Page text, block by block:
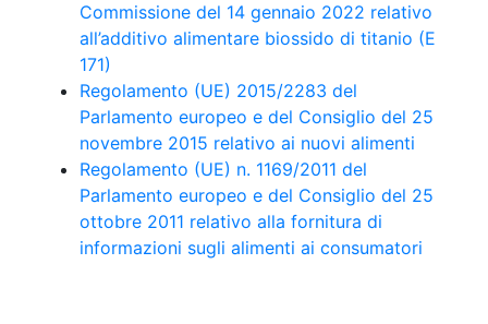
Commissione del 14 gennaio 2022 relativo
all’additivo alimentare biossido di titanio (E
171)
Regolamento (UE) 2015/2283 del
Parlamento europeo e del Consiglio del 25
novembre 2015 relativo ai nuovi alimenti
Regolamento (UE) n. 1169/2011 del
Parlamento europeo e del Consiglio del 25
ottobre 2011 relativo alla fornitura di
informazioni sugli alimenti ai consumatori